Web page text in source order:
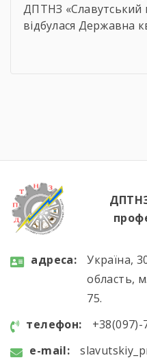
ДПТНЗ «Славутський
відбулася Державна
Кондитер». За
Вітаємо майбутніх
aдресa:
Україна,
область,
75.
телефон:
+38(097)-
e-mail: